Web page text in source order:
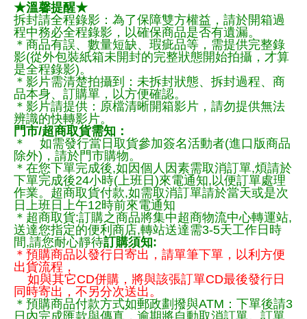
★溫馨提醒★
拆封請全程錄影：為了保障雙方權益，請於開箱過
程中務必全程錄影，以確保商品是否有遺漏。
＊商品有誤、數量短缺、瑕疵品等，需提供完整錄
影(從外包裝紙箱未開封的完整狀態開始拍攝，才算
是全程錄影)。
＊影片需清楚拍攝到：未拆封狀態、拆封過程、商
品本身、訂購單，以方便確認。
＊影片請提供：原檔清晰開箱影片，請勿提供無法
辨識的快轉影片。
門市/超商取貨需知：
＊ 如需發行當日取貨參加簽名活動者(進口版商品
除外)，請於門市購物。
＊在您下單完成後,如因個人因素需取消訂單,煩請於
下單完成後24小時(上班日)來電通知,以便訂單處理
作業。超商取貨付款,如需取消訂單請於當天或是次
日上班日上午12時前來電通知
＊超商取貨:訂購之商品將集中超商物流中心轉運站,
送達您指定的便利商店,轉站送達需3-5天工作日時
間,請您耐心靜待訂購須知:
＊預購商品以發行日寄出，請單筆下單，以利方便
出貨流程，
如與其它CD併購，將與該張訂單CD最後發行日
同時寄出，不另分次送出。
＊預購商品付款方式如郵政劃撥與ATM：下單後請3